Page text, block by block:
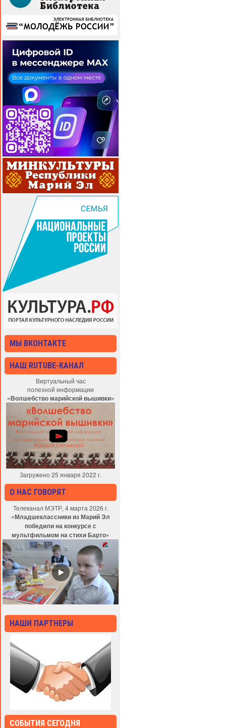
МЫ ВКОНТАКТЕ
НАШ RUTUBE-КАНАЛ
Виртуальный час
полезной информации
«Волшебство марийской вышивки»
Загружено 25 января 2022 г.
О НАС ГОВОРЯТ
Телеканал МЭТР, 4 марта 2026 г.
«Младшеклассники из Марий Эл
победили на конкурсе с
мультфильмом на стихи Барто»
НАШИ ПАРТНЕРЫ
СОБЫТИЯ СЕГОДНЯ